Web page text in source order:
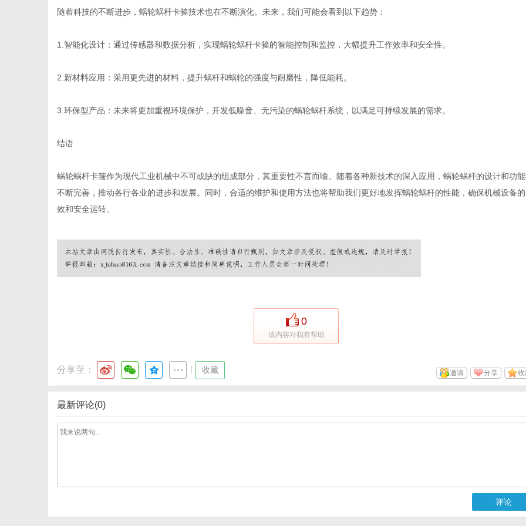
随着科技的不断进步，蜗轮蜗杆卡箍技术也在不断演化。未来，我们可能会看到以下趋势：
1.智能化设计：通过传感器和数据分析，实现蜗轮蜗杆卡箍的智能控制和监控，大幅提升工作效率和安全性。
2.新材料应用：采用更先进的材料，提升蜗杆和蜗轮的强度与耐磨性，降低能耗。
3.环保型产品：未来将更加重视环境保护，开发低噪音、无污染的蜗轮蜗杆系统，以满足可持续发展的需求。
结语
蜗轮蜗杆卡箍作为现代工业机械中不可或缺的组成部分，其重要性不言而喻。随着各种新技术的深入应用，蜗轮蜗杆的设计和功
不断完善，推动各行各业的进步和发展。同时，合适的维护和使用方法也将帮助我们更好地发挥蜗轮蜗杆的性能，确保机械设备
效和安全运转。
0
该内容对我有帮助
分享至： 收藏 分享
邀请
最新评论(0)
评论